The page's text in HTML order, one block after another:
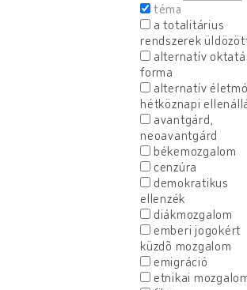
téma
a totalitárius
rendszerek
alternatív
forma
alternatív
hétköznapi
avantgárd,
neoavantgárd
békemozgalom
cenzúra
demokratikus
ellenzék
diákmozgalom
emberi jogokért
küzdõ mozgalom
emigráció
etnikai